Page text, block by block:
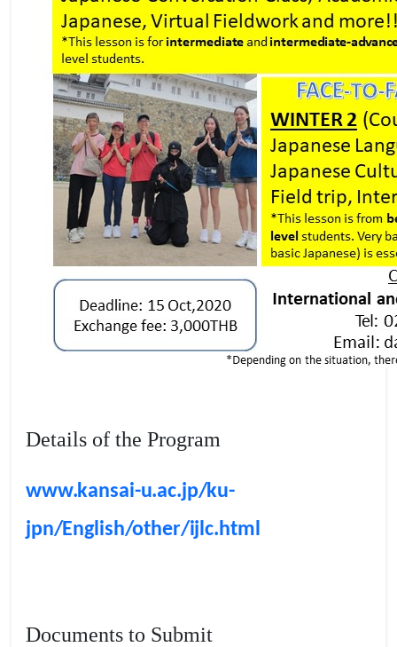
Details of the Program
www.kansai-u.ac.jp/ku-
jpn/English/other/ijlc.html
Documents to Submit